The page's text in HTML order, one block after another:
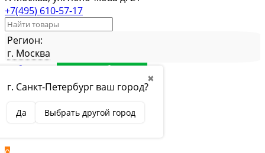
+7(495) 610-57-17
Регион:
г. Москва
✖
г. Санкт-Петербург ваш город?
Да Выбрать другой город
Избранное Товар в избранном
СравнениеТовар в сравнении
Вход
Вход